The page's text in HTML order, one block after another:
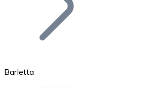
Barletta